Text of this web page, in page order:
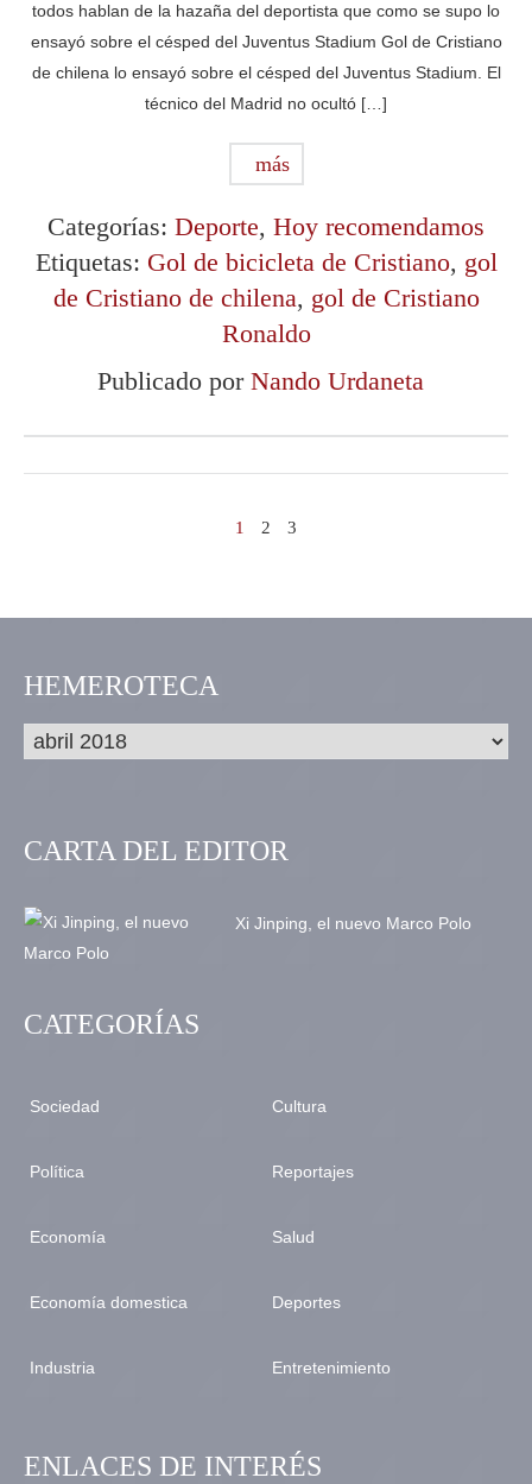
todos hablan de la hazaña del deportista que como se supo lo
ensayó sobre el césped del Juventus Stadium Gol de Cristiano
de chilena lo ensayó sobre el césped del Juventus Stadium. El
técnico del Madrid no ocultó […]
más
Categorías: Deporte, Hoy recomendamos
Etiquetas: Gol de bicicleta de Cristiano, gol
de Cristiano de chilena, gol de Cristiano
Ronaldo
Publicado por Nando Urdaneta
1 2 3
HEMEROTECA
CARTA DEL EDITOR
Xi Jinping, el nuevo Marco Polo
CATEGORÍAS
Sociedad
Política
Economía
Economía domestica
Industria
Cultura
Reportajes
Salud
Deportes
Entretenimiento
ENLACES DE INTERÉS